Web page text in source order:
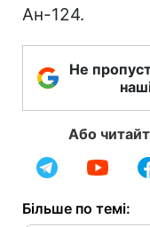
Ан-124.
Не
Або
Більше по темі: